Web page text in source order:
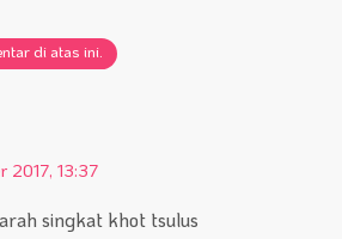
di atas ini.
2017, 13:37
singkat khot tsulus